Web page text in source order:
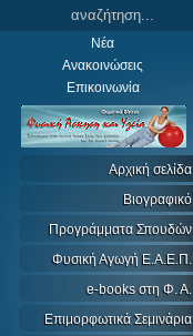
Νέα
Ανακοινώσεις
Επικοινωνία
Αρχική σελίδα
Βιογραφικό
Προγράμματα Σπουδών
Φυσική Αγωγή Ε.Α.Ε.Π.
e-books στη Φ. Α.
Επιμορφωτικά Σεμινάρια